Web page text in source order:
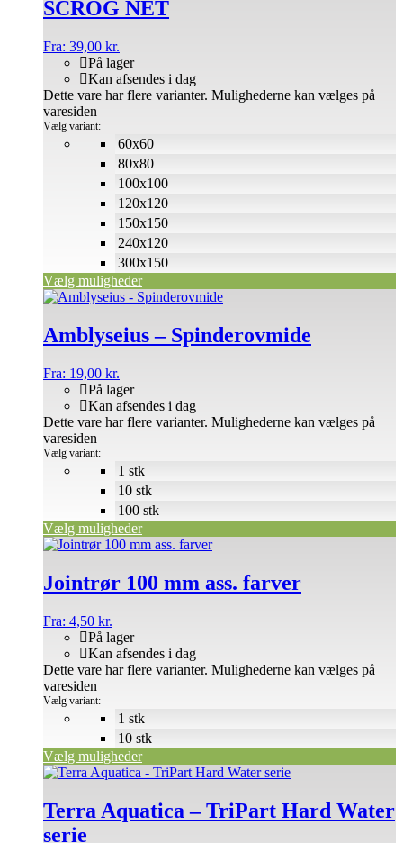
SCROG NET
Fra: 39,00 kr.
På lager
Kan afsendes i dag
Vælg variant:
Vælg muligheder
Dette vare har flere varianter. Mulighederne kan vælges på
varesiden
60x60
80x80
100x100
120x120
150x150
240x120
300x150
Amblyseius – Spinderovmide
Fra: 19,00 kr.
På lager
Kan afsendes i dag
Vælg variant:
Vælg muligheder
Dette vare har flere varianter. Mulighederne kan vælges på
varesiden
1 stk
10 stk
100 stk
Jointrør 100 mm ass. farver
Fra: 4,50 kr.
På lager
Kan afsendes i dag
Vælg variant:
Vælg muligheder
Dette vare har flere varianter. Mulighederne kan vælges på
varesiden
1 stk
10 stk
Terra Aquatica – TriPart Hard Water
serie